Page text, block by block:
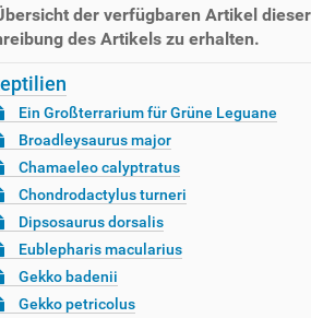
der verfügbaren Artikel
des Artikels zu erhalten.
Ein Großterrarium für Grüne Leguane
Broadleysaurus major
Chamaeleo calyptratus
Chondrodactylus turneri
Dipsosaurus dorsalis
Eublepharis macularius
Gekko badenii
Gekko petricolus